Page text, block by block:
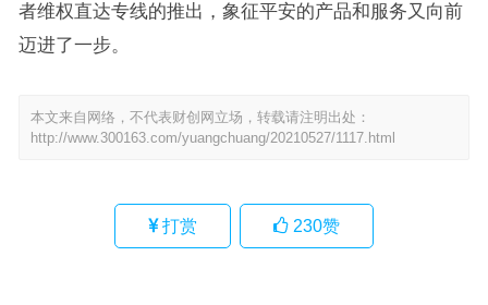
者维权直达专线的推出，象征平安的产品和服务又向前
迈进了一步。
本文来自网络，不代表财创网立场，转载请注明出处：
http://www.300163.com/yuangchuang/20210527/1117.html
打赏 230赞